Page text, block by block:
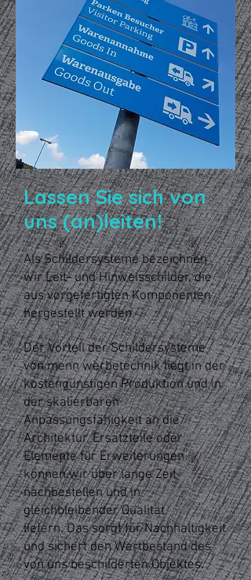
Lassen Sie sich von
uns (an)leiten!
Als Schildersysteme bezeichnen
wir Leit- und Hinweisschilder, die
aus vorgefertigten Komponenten
hergestellt werden.
Der Vorteil der Schildersysteme
von menn werbetechnik liegt in der
kostengünstigen Produktion und in
der skalierbaren
Anpassungsfähigkeit an die
Architektur.Ersatzteile oder
Elemente für Erweiterungen
können wir über lange Zeit
nachbestellen und in
gleichbleibender Qualität
liefern. Das sorgt für Nachhaltigkeit
und sichert den Wertbestand des
von uns beschilderten Objektes.